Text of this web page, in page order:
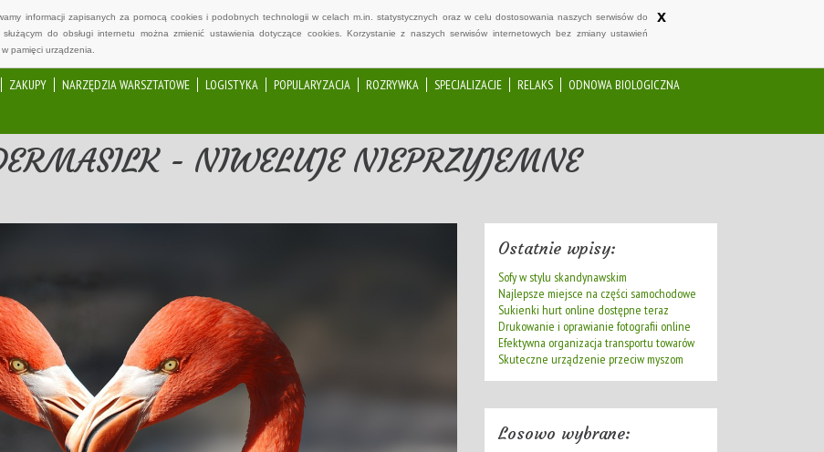
informacji zapisanych za pomocą cookies i podobnych technologii w celach m.in. statystycznych oraz w celu dostosowania naszych serwisów do
do obsługi internetu można zmienić ustawienia dotyczące cookies. Korzystanie z naszych serwisów internetowych bez zmiany ustawień
pamięci urządzenia.
x
ZAKUPY NARZĘDZIA WARSZTATOWE LOGISTYKA POPULARYZACJA ROZRYWKA SPECJALIZACJE RELAKS
ODNOWA BIOLOGICZNA
- NIWELUJE NIEPRZYJEMNE
Ostatnie wpisy:
Sofy w stylu skandynawskim
Najlepsze miejsce na części samochodowe
Sukienki hurt online dostępne teraz
Drukowanie i oprawianie fotografii online
Efektywna organizacja transportu towarów
Skuteczne urządzenie przeciw myszom
Losowo wybrane: